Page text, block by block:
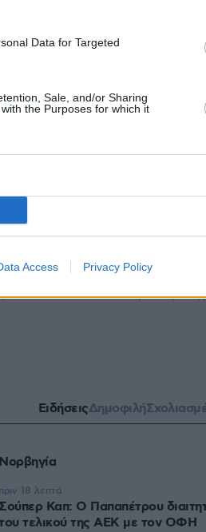
Data for Targeted
Sale, and/or Sharing
the Purposes for which it
Access Privacy Policy
επικουρικής
Γεωργιάδης
απειλές σε σχολεία
Ασφαλείας της
Newsκαι μάθετε πρώτοι όλες
Ελλάδα και τον Κόσμο, τη
ΕιδήσειςΔημοφιλή
Νορβηγία
Σούπερ Καπ: Ο Παπαπέτρου
τελικού της ΑΕΚ με τον ΟΦΗ
πριν 18 λεπτά